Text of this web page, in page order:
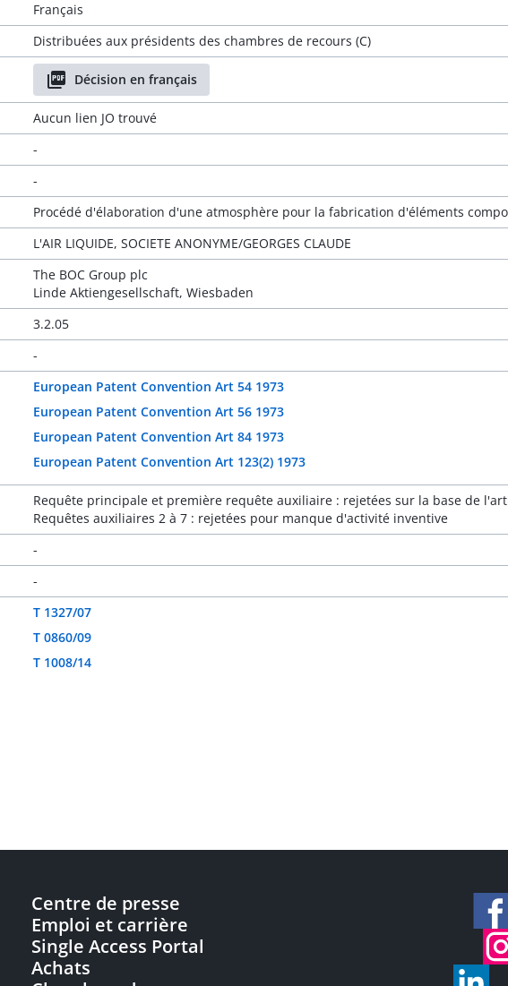
Français
Distribuées aux présidents des chambres de recours (C)
Décision en français
Aucun lien JO trouvé
-
-
Procédé d'élaboration d'une atmosphère pour la fabrication d'éléments
L'AIR LIQUIDE, SOCIETE ANONYME/GEORGES CLAUDE
The BOC Group plc
Linde Aktiengesellschaft, Wiesbaden
3.2.05
-
European Patent Convention Art 54 1973
European Patent Convention Art 56 1973
European Patent Convention Art 84 1973
European Patent Convention Art 123(2) 1973
Requête principale et première requête auxiliaire : rejetées sur la base de
Requêtes auxiliaires 2 à 7 : rejetées pour manque d'activité inventive
-
-
T 1327/07
T 0860/09
T 1008/14
Centre de presse
Emploi et carrière
Single Access Portal
Achats